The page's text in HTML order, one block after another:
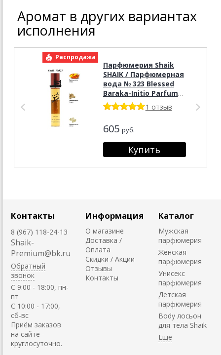
Аромат в других вариантах
исполнения
Распродажа
Парфюмерия Shaik
SHAIK / Парфюмерная
вода № 323 Blessed
Baraka-Initio Parfums
Prives, 20 мл.1 отзыв
605 руб.
Контакты
8 (967) 118-24-13
Shaik-
Premium@bk.ru
Обратный
звонок
C 9:00 - 18:00, пн-
пт
С 10:00 - 17:00,
сб-вс
Приём заказов
на сайте -
круглосуточно.
Информация
О магазине
Доставка /
Оплата
Скидки / Акции
Отзывы
Контакты
Каталог
Мужская
парфюмерия
Женская
парфюмерия
Унисекс
парфюмерия
Детская
парфюмерия
Body лосьон
для тела Shaik